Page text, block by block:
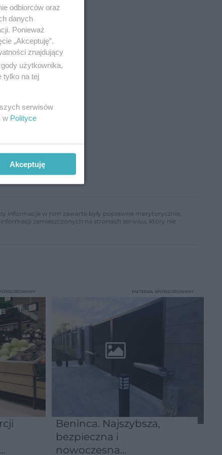
informacje w nim zawarte były poprawne merytorycznie,
zamieszczonych na stronach serwisu, który nie
5
Beninca. Najszybsza,
bezpieczna i
nowoczesna
MATERIAŁ SPONSOROWANY
odbiorców oraz
danych
Ponieważ
„Akceptuję”.
znajdujący
użytkownika,
tylko na tej
serwisów
w Polityce
Akceptuję